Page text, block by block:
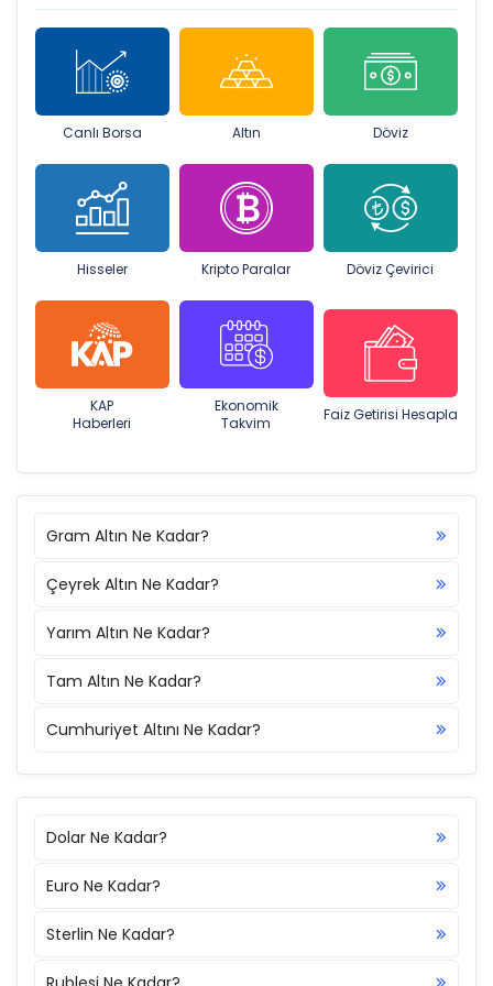
Canlı Borsa Altın Döviz
Hisseler Kripto Paralar Döviz Çevirici
KAP
Haberleri
Ekonomik
Takvim
Faiz Getirisi Hesapla
Gram Altın Ne Kadar?
Çeyrek Altın Ne Kadar?
Yarım Altın Ne Kadar?
Tam Altın Ne Kadar?
Cumhuriyet Altını Ne Kadar?
Dolar Ne Kadar?
Euro Ne Kadar?
Sterlin Ne Kadar?